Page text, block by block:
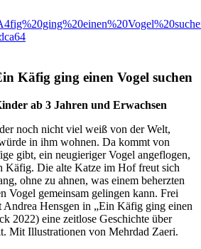
Käfig ging einen Vogel suchen
ab 3 Jahren und Erwachsen
noch nicht viel weiß von der Welt,
in ihm wohnen. Da kommt von
gibt, ein neugieriger Vogel angeflogen,
Käfig. Die alte Katze im Hof freut sich
ohne zu ahnen, was einem beherzten
Vogel gemeinsam gelingen kann. Frei
Andrea Hensgen in „Ein Käfig ging einen
2022) eine zeitlose Geschichte über
Mit Illustrationen von Mehrdad Zaeri.